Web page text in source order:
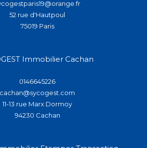
52 rue d'Hautpoul
75019
paris
Immobilier Cachan
0146645226
cachan@sycogest.com
11-13 rue Marx Dormoy
94230
cachan